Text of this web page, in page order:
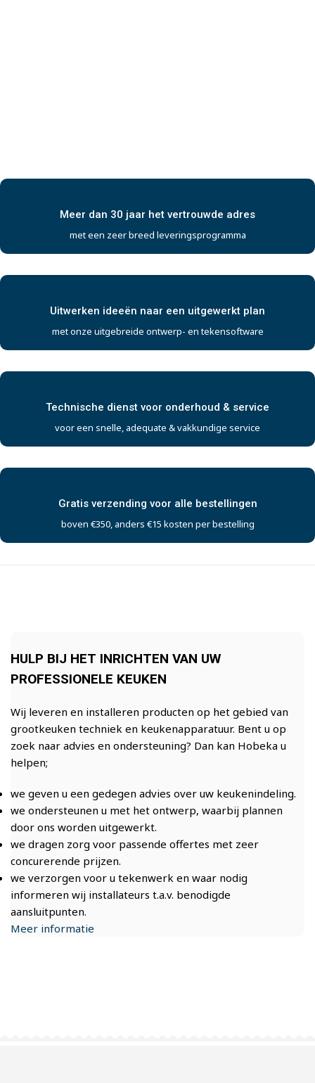
Meer dan 30 jaar het vertrouwde adres
met een zeer breed leveringsprogramma
Uitwerken ideeën naar een uitgewerkt plan
met onze uitgebreide ontwerp- en tekensoftware
Technische dienst voor onderhoud & service
voor een snelle, adequate & vakkundige service
Gratis verzending voor alle bestellingen
boven €350, anders €15 kosten per bestelling
HULP BIJ HET INRICHTEN VAN UW
PROFESSIONELE KEUKEN
Wij leveren en installeren producten op het gebied van
grootkeuken techniek en keukenapparatuur. Bent u op
zoek naar advies en ondersteuning? Dan kan Hobeka u
helpen;
we geven u een gedegen advies over uw keukenindeling.
we ondersteunen u met het ontwerp, waarbij plannen
door ons worden uitgewerkt.
we dragen zorg voor passende offertes met zeer
concurerende prijzen.
we verzorgen voor u tekenwerk en waar nodig
informeren wij installateurs t.a.v. benodigde
aansluitpunten.
Meer informatie